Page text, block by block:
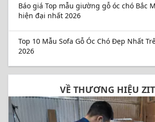
Báo giá Top mẫu giường gỗ óc chó Bắc
hiện đại nhất 2026
Top 10 Mẫu Sofa Gỗ Óc Chó Đẹp Nhất
2026
VỀ THƯƠNG HIỆU